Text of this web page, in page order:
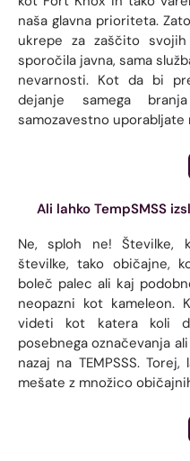
naša glavna prioriteta.
ukrepe za zaščito
sporočila javna, sama
nevarnosti. Kot da bi
dejanje samega
samozavestno
Ali lahko TempSMSS
Ne, sploh ne! Številke,
številke, tako običajne,
boleč palec ali kaj
neopazni kot kameleon.
videti kot katera koli
posebnega označevanja
nazaj na TEMPSSS.
mešate z množico